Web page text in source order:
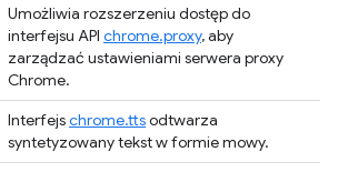
Umożliwia rozszerzeniu dostęp do
interfejsu API chrome.proxy, aby
zarządzać ustawieniami serwera proxy
Chrome.
Interfejschrome.ttsodtwarza
syntetyzowany tekst w formie mowy.